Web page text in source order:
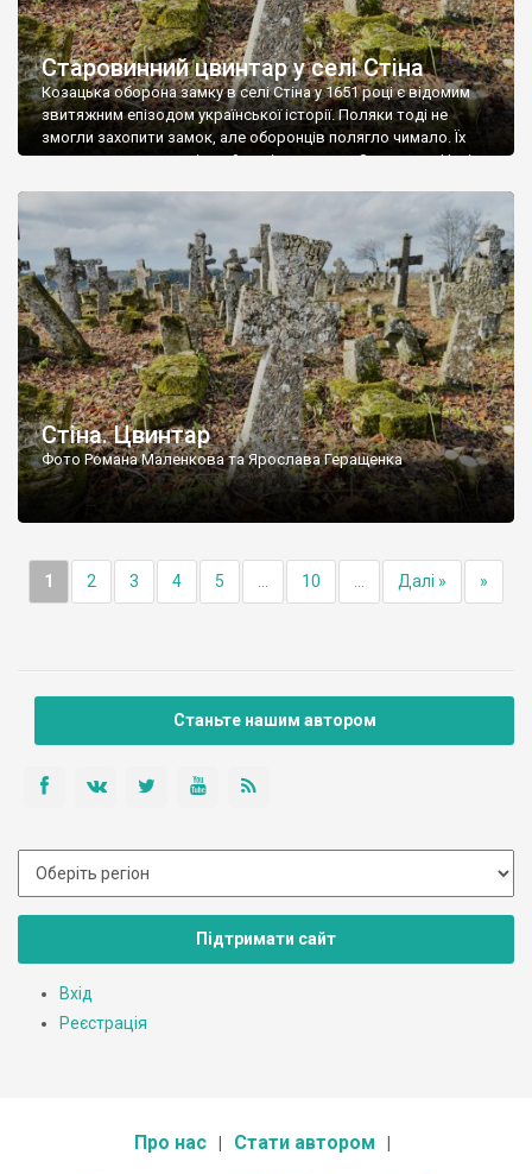
Старовинний цвинтар у селі Стіна
Козацька оборона замку в селі Стіна у 1651 році є відомим
звитяжним епізодом української історії. Поляки тоді не
змогли захопити замок, але оборонців полягло чимало. Їх
поховали на цвинтарі, який тоді називався Замковим. Нині на
ньому чимало хрестів 19 століття, є такі, де епітафії стер […]
Стіна. Цвинтар
Фото Романа Маленкова та Ярослава Геращенка
1 2 3 4 5 10 Далі » »
Станьте нашим автором
Підтримати сайт
Вхід
Реєстрація
Про нас Стати автором